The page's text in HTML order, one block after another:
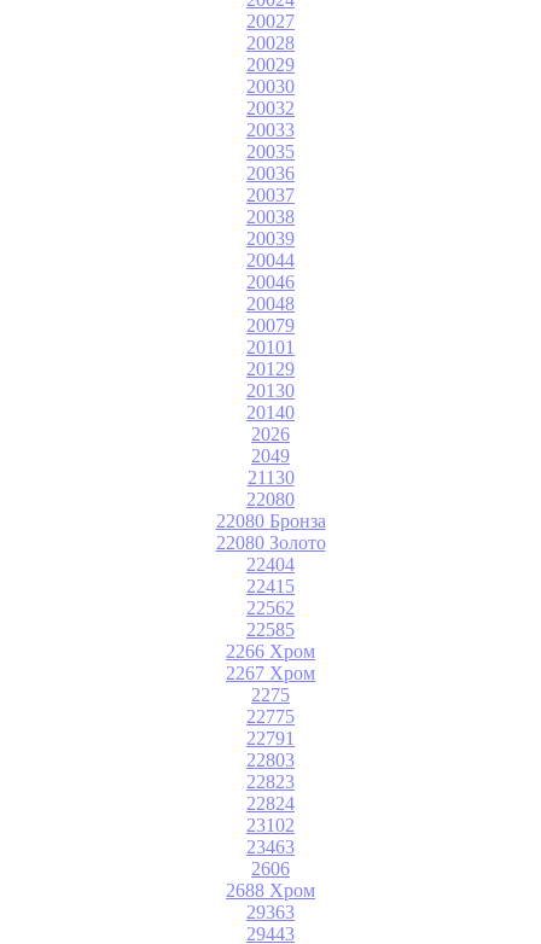
20027
20028
20029
20030
20032
20033
20035
20036
20037
20038
20039
20044
20046
20048
20079
20101
20129
20130
20140
2026
2049
21130
22080
22080 Бронза
22080 Золото
22404
22415
22562
22585
2266 Хром
2267 Хром
2275
22775
22791
22803
22823
22824
23102
23463
2606
2688 Хром
29363
29443